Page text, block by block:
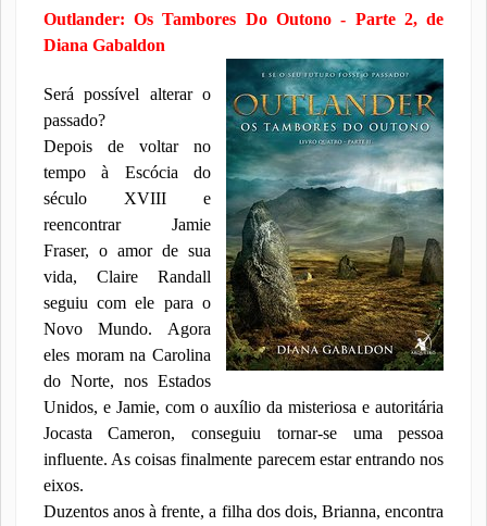
Outlander: Os Tambores Do Outono - Parte 2, de
Diana Gabaldon
Será possível alterar o
passado?
Depois de voltar no
tempo à Escócia do
século XVIII e
reencontrar Jamie
Fraser, o amor de sua
vida, Claire Randall
seguiu com ele para o
Novo Mundo. Agora
eles moram na Carolina
do Norte, nos Estados
Unidos, e Jamie, com o auxílio da misteriosa e autoritária
Jocasta Cameron, conseguiu tornar-se uma pessoa
influente. As coisas finalmente parecem estar entrando nos
eixos.
Duzentos anos à frente, a filha dos dois, Brianna, encontra